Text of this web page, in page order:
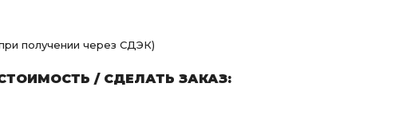
получении через СДЭК)
/ СДЕЛАТЬ ЗАКАЗ: